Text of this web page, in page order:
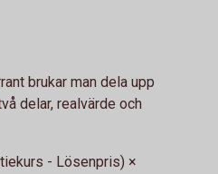
brukar man dela upp
delar, realvärde och
- Lösenpris) ×